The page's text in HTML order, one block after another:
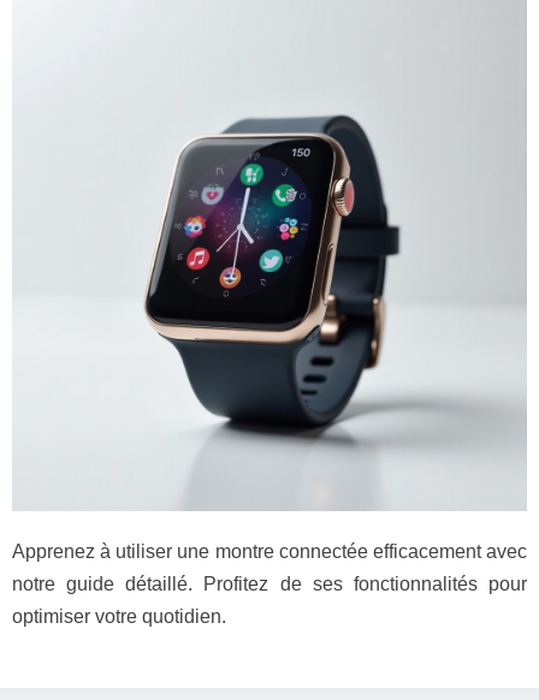
Apprenez à utiliser une montre connectée efficacement avec
notre guide détaillé. Profitez de ses fonctionnalités pour
optimiser votre quotidien.